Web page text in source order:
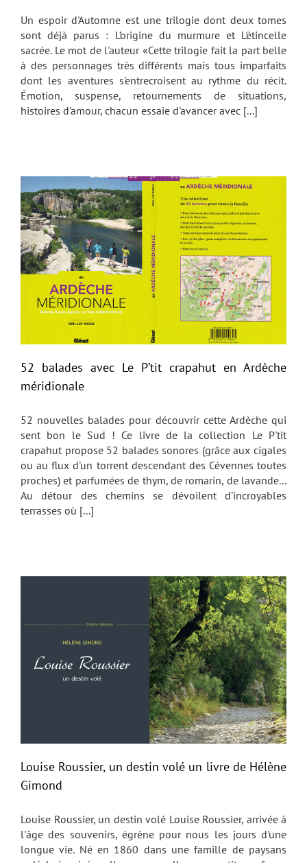
Un espoir d'Automne est une trilogie dont deux tomes
sont déjà parus : L’origine du murmure et L'étincelle
sacrée. Le mot de l'auteur «Cette trilogie fait la part belle
à des personnages très différents mais tous imparfaits
dont les aventures s'entrecroisent au rythme du récit.
Émotion, suspense, retournements de situations,
histoires d'amour, chacun essaie d'avancer avec [...]
52 balades avec Le P’tit crapahut en Ardèche
méridionale
52 nouvelles balades pour découvrir cette Ardèche qui
sent bon le Sud ! Ce livre de la collection Le P'tit
crapahut propose 52 balades sonores (grâce aux cigales
ou au flux d'un torrent descendant des Cévennes toutes
proches) et parfumées de thym, de romarin, de lavande...
Au détour des chemins se dévoilent d'incroyables
terrasses où [...]
Louise Roussier, un destin volé un livre de Hélène
Gimond
Louise Roussier, un destin volé Louise Roussier, arrivée à
l'âge des souvenirs, égrène pour nous les jours d'une
longue vie. Né en 1860 dans une famille de paysans